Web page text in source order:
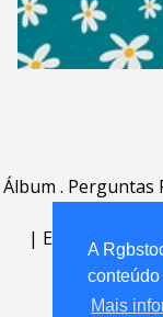
A
Mais
Álbum . Perguntas
| English |